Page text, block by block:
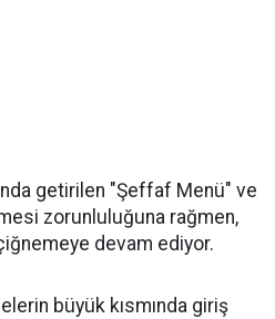
getirilen "Şeffaf Menü" ve
zorunluluğuna rağmen,
devam ediyor.
büyük kısmında giriş